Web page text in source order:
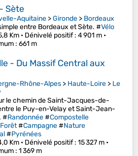
Sète
Aquitaine >Gironde > Bordeaux
entre Bordeaux et Sète. #Vélo
Km • Dénivelé positif: 4 901 m •
: 661 m
- Du Massif Central aux
Rhône-Alpes > Haute-Loire > Le
le chemin de Saint-Jacques-de-
le Puy-en-Velay et Saint-Jean-
#Randonnée#Compostelle
Forêt#Campagne#Nature
#Pyrénées
Km • Dénivelé positif: 15 327 m •
: 1 369 m